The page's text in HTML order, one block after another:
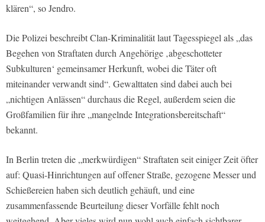
klären“, so Jendro.
Die Polizei beschreibt Clan-Kriminalität laut Tagesspiegel als „das
Begehen von Straftaten durch Angehörige ‚abgeschotteter
Subkulturen‘ gemeinsamer Herkunft, wobei die Täter oft
miteinander verwandt sind“. Gewalttaten sind dabei auch bei
„nichtigen Anlässen“ durchaus die Regel, außerdem seien die
Großfamilien für ihre „mangelnde Integrationsbereitschaft“
bekannt.
In Berlin treten die „merkwürdigen“ Straftaten seit einiger Zeit öfter
auf: Quasi-Hinrichtungen auf offener Straße, gezogene Messer und
Schießereien haben sich deutlich gehäuft, und eine
zusammenfassende Beurteilung dieser Vorfälle fehlt noch